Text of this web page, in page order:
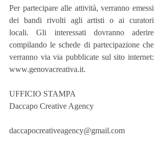
Per partecipare alle attività, verranno emessi
dei bandi rivolti agli artisti o ai curatori
locali. Gli interessati dovranno aderire
compilando le schede di partecipazione che
verranno via via pubblicate sul sito internet:
www.genovacreativa.it.
UFFICIO STAMPA
Daccapo Creative Agency
daccapocreativeagency@gmail.com